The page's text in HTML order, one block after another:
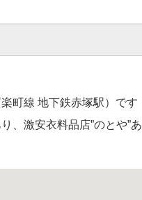
町線 地下鉄赤塚駅）です
、激安衣料品店”のとや”あ